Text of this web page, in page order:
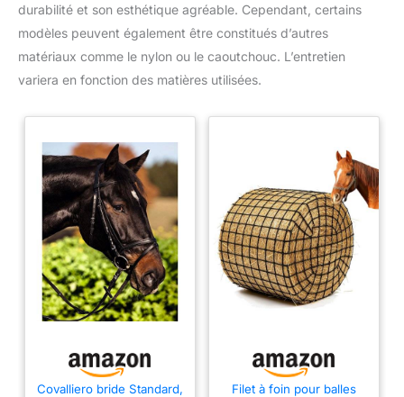
durabilité et son esthétique agréable. Cependant, certains
modèles peuvent également être constitués d’autres
matériaux comme le nylon ou le caoutchouc. L’entretien
variera en fonction des matières utilisées.
Covalliero bride Standard,
Filet à foin pour balles